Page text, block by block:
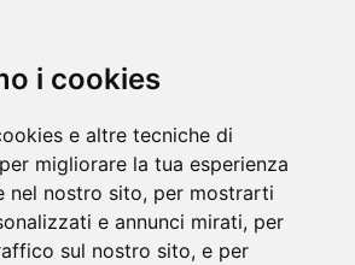
i cookies
e altre tecniche di
migliorare la tua esperienza
nel nostro sito, per mostrarti
e annunci mirati, per
sul nostro sito, e per